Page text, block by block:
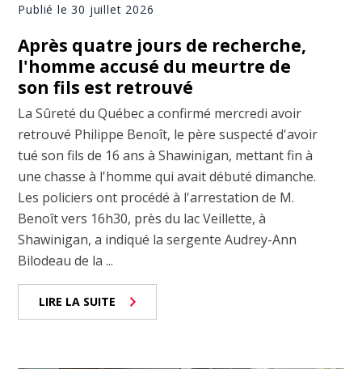
Publié le 30 juillet 2026
Après quatre jours de recherche,
l'homme accusé du meurtre de
son fils est retrouvé
La Sûreté du Québec a confirmé mercredi avoir
retrouvé Philippe Benoît, le père suspecté d'avoir
tué son fils de 16 ans à Shawinigan, mettant fin à
une chasse à l'homme qui avait débuté dimanche.
Les policiers ont procédé à l'arrestation de M.
Benoît vers 16h30, près du lac Veillette, à
Shawinigan, a indiqué la sergente Audrey-Ann
Bilodeau de la ...
LIRE LA SUITE